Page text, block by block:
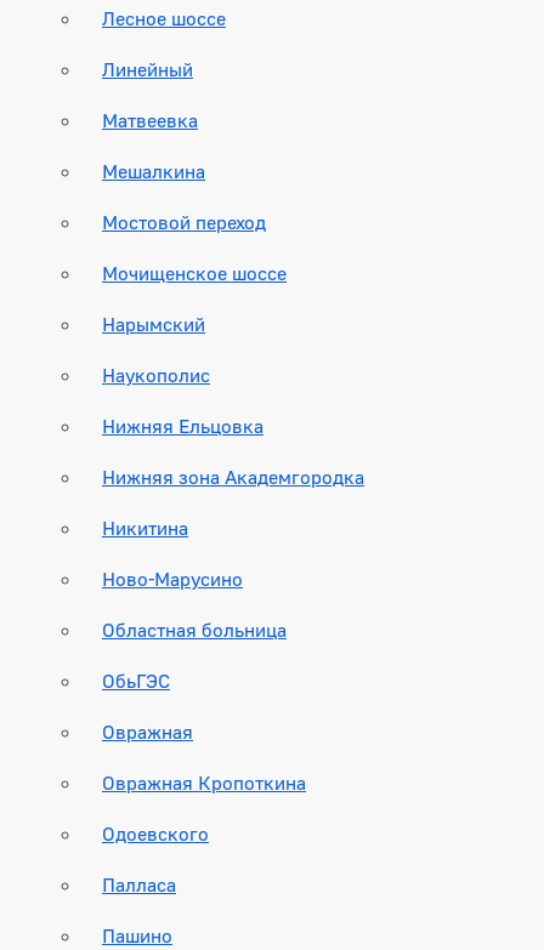
Лесное шоссе
Линейный
Матвеевка
Мешалкина
Мостовой переход
Мочищенское шоссе
Нарымский
Наукополис
Нижняя Ельцовка
Нижняя зона Академгородка
Никитина
Ново-Марусино
Областная больница
ОбьГЭС
Овражная
Овражная Кропоткина
Одоевского
Палласа
Пашино